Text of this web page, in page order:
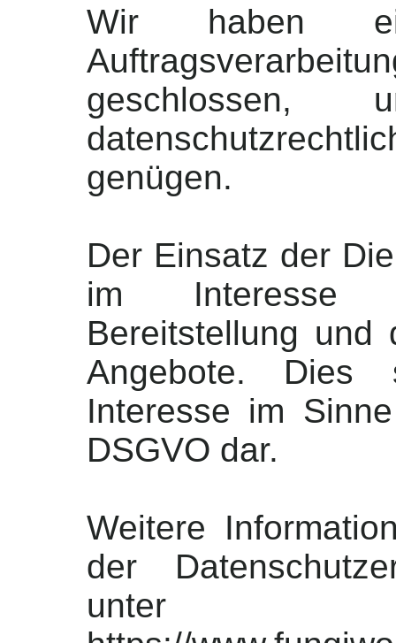
Wir haben
genügen.
Der Einsatz der
im Interesse
Bereitstellung und
Angebote. Dies
Interesse im
DSGVO dar.
Weitere
der
unter